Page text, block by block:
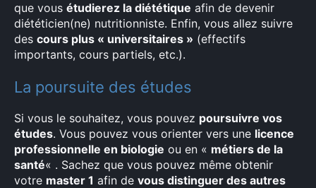
que vous étudierez la diététique afin de devenir
diététicien(ne) nutritionniste. Enfin, vous allez suivre
des cours plus « universitaires » (effectifs
importants, cours partiels, etc.).
La poursuite des études
Si vous le souhaitez, vous pouvez poursuivre vos
études. Vous pouvez vous orienter vers une licence
professionnelle en biologie ou en « métiers de la
santé« . Sachez que vous pouvez même obtenir
votre master 1 afin de vous distinguer des autres